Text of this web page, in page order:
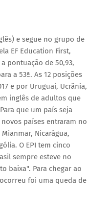
e segue no grupo de
EF Education First,
pontuação de 50,93,
a 53ª. As 12 posições
e por Uruguai, Ucrânia,
inglês de adultos que
que um país seja
países entraram no
Nicarágua,
O EPI tem cinco
sempre esteve no
baixa". Para chegar ao
foi uma queda de